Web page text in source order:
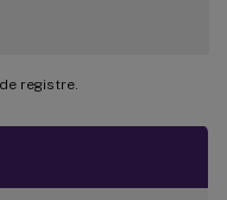
registre.